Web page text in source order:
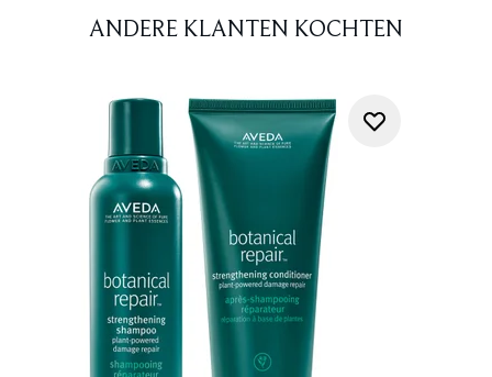
ANDERE KLANTEN KOCHTEN